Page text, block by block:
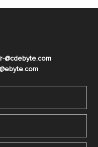
@cdebyte.com